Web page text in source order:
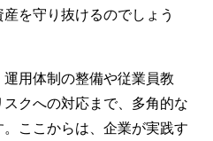
を守り抜けるのでしょう
用体制の整備や従業員教
クへの対応まで、多角的な
ここからは、企業が実践す